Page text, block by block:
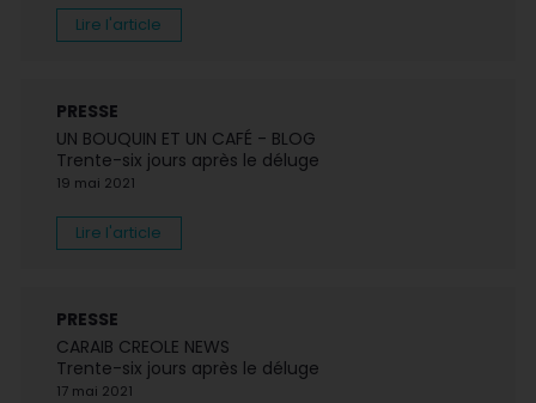
Lire l'article
PRESSE
UN BOUQUIN ET UN CAFÉ - BLOG
Trente-six jours après le déluge
19 mai 2021
Lire l'article
PRESSE
CARAIB CREOLE NEWS
Trente-six jours après le déluge
17 mai 2021